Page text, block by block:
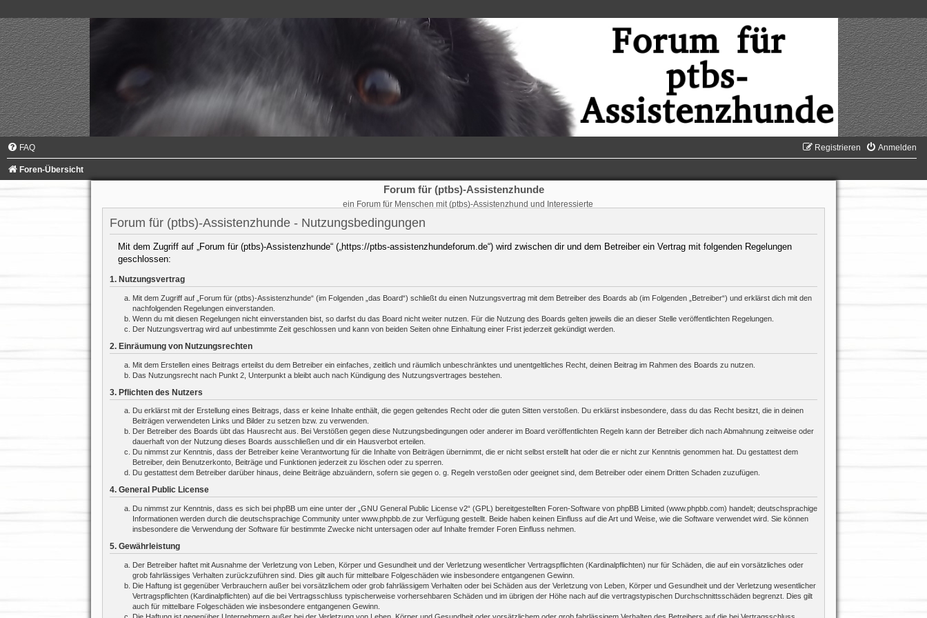
FAQ Anmelden
Registrieren
Foren-Übersicht
Forum für (ptbs)-Assistenzhunde
ein Forum für Menschen mit (ptbs)-Assistenzhund und Interessierte
Forum für (ptbs)-Assistenzhunde - Nutzungsbedingungen
Mit dem Zugriff auf „Forum für (ptbs)-Assistenzhunde“ („https://ptbs-assistenzhundeforum.de“) wird zwischen dir und dem Betreiber ein Vertrag mit folgenden Regelungen
geschlossen:
1. Nutzungsvertrag
Mit dem Zugriff auf „Forum für (ptbs)-Assistenzhunde“ (im Folgenden „das Board“) schließt du einen Nutzungsvertrag mit dem Betreiber des Boards ab (im Folgenden „Betreiber“) und erklärst dich mit den
nachfolgenden Regelungen einverstanden.
Wenn du mit diesen Regelungen nicht einverstanden bist, so darfst du das Board nicht weiter nutzen. Für die Nutzung des Boards gelten jeweils die an dieser Stelle veröffentlichten Regelungen.
Der Nutzungsvertrag wird auf unbestimmte Zeit geschlossen und kann von beiden Seiten ohne Einhaltung einer Frist jederzeit gekündigt werden.
2. Einräumung von Nutzungsrechten
Mit dem Erstellen eines Beitrags erteilst du dem Betreiber ein einfaches, zeitlich und räumlich unbeschränktes und unentgeltliches Recht, deinen Beitrag im Rahmen des Boards zu nutzen.
Das Nutzungsrecht nach Punkt 2, Unterpunkt a bleibt auch nach Kündigung des Nutzungsvertrages bestehen.
3. Pflichten des Nutzers
Du erklärst mit der Erstellung eines Beitrags, dass er keine Inhalte enthält, die gegen geltendes Recht oder die guten Sitten verstoßen. Du erklärst insbesondere, dass du das Recht besitzt, die in deinen
Beiträgen verwendeten Links und Bilder zu setzen bzw. zu verwenden.
Der Betreiber des Boards übt das Hausrecht aus. Bei Verstößen gegen diese Nutzungsbedingungen oder anderer im Board veröffentlichten Regeln kann der Betreiber dich nach Abmahnung zeitweise oder
dauerhaft von der Nutzung dieses Boards ausschließen und dir ein Hausverbot erteilen.
Du nimmst zur Kenntnis, dass der Betreiber keine Verantwortung für die Inhalte von Beiträgen übernimmt, die er nicht selbst erstellt hat oder die er nicht zur Kenntnis genommen hat. Du gestattest dem
Betreiber, dein Benutzerkonto, Beiträge und Funktionen jederzeit zu löschen oder zu sperren.
Du gestattest dem Betreiber darüber hinaus, deine Beiträge abzuändern, sofern sie gegen o. g. Regeln verstoßen oder geeignet sind, dem Betreiber oder einem Dritten Schaden zuzufügen.
4. General Public License
Du nimmst zur Kenntnis, dass es sich bei phpBB um eine unter der „ GNU General Public License v2“ (GPL) bereitgestellten Foren-Software von phpBB Limited (www.phpbb.com) handelt; deutschsprachige
Informationen werden durch die deutschsprachige Community unter www.phpbb.de zur Verfügung gestellt. Beide haben keinen Einfluss auf die Art und Weise, wie die Software verwendet wird. Sie können
insbesondere die Verwendung der Software für bestimmte Zwecke nicht untersagen oder auf Inhalte fremder Foren Einfluss nehmen.
5. Gewährleistung
Der Betreiber haftet mit Ausnahme der Verletzung von Leben, Körper und Gesundheit und der Verletzung wesentlicher Vertragspflichten (Kardinalpflichten) nur für Schäden, die auf ein vorsätzliches oder
grob fahrlässiges Verhalten zurückzuführen sind. Dies gilt auch für mittelbare Folgeschäden wie insbesondere entgangenen Gewinn.
Die Haftung ist gegenüber Verbrauchern außer bei vorsätzlichem oder grob fahrlässigem Verhalten oder bei Schäden aus der Verletzung von Leben, Körper und Gesundheit und der Verletzung wesentlicher
Vertragspflichten (Kardinalpflichten) auf die bei Vertragsschluss typischerweise vorhersehbaren Schäden und im übrigen der Höhe nach auf die vertragstypischen Durchschnittsschäden begrenzt. Dies gilt
auch für mittelbare Folgeschäden wie insbesondere entgangenen Gewinn.